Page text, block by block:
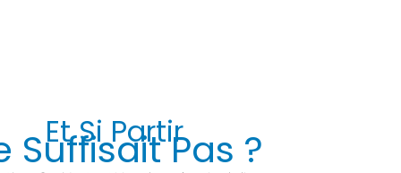
Et Si Partir
Suffisait Pas ?